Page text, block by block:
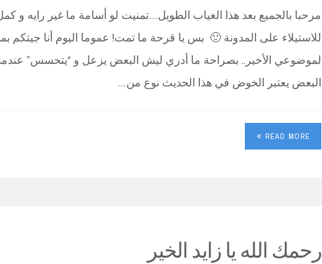
مرحبا بالجميع بعد هذا الغياب الطويل…تمنيت لو أسامة ما غير رايه و
للاستيلاء على المدونة 🙂 بس يا قرحة ما تمت! عموما اليوم أنا جيتكم
لموضوعي الأخير.. بصراحة ما أدري ليش البعض يزعل و “يتحسس”
البعض يعتبر الخوض في هذا الحديث نوع من…
READ MORE
رحمك الله يا زايد الخير